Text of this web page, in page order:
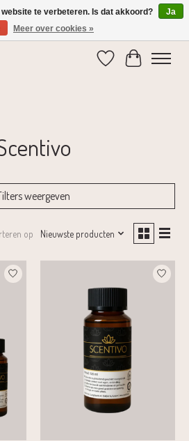
vanaf € 75,-
Verlanglijst
weergeven
op Nieuwste producten
te verbeteren. Is dat akkoord?
Ja
Meer over cookies »